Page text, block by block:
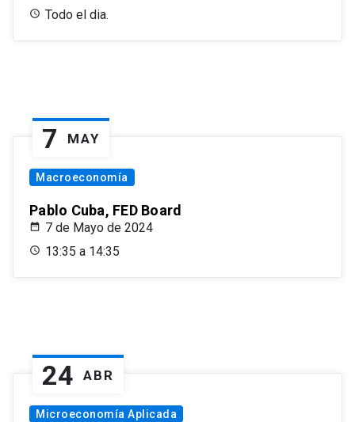
Todo el dia.
7 MAY
Macroeconomía
Pablo Cuba, FED Board
7 de Mayo de 2024
13:35 a 14:35
24 ABR
Microeconomía Aplicada